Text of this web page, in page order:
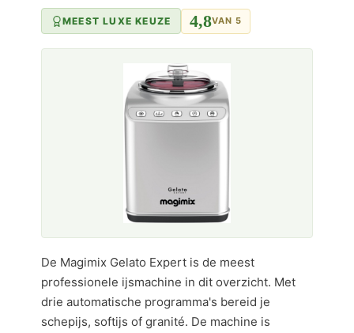
MEEST LUXE KEUZE 4,8VAN 5
De Magimix Gelato Expert is de meest
professionele ijsmachine in dit overzicht. Met
drie automatische programma's bereid je
schepijs, softijs of granité. De machine is